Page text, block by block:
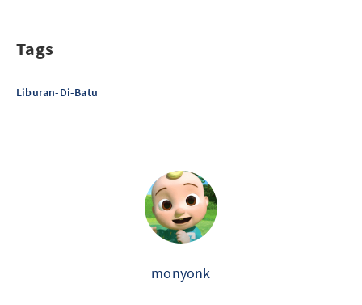
Tags
Liburan-Di-Batu
monyonk